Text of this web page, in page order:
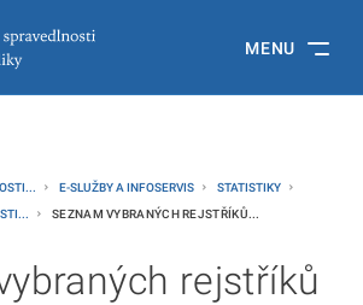
MENU
E-SLUŽBY A INFOSERVIS
STATISTIKY
SEZNAM VYBRANÝCH REJSTŘÍKŮ...
rejstříků